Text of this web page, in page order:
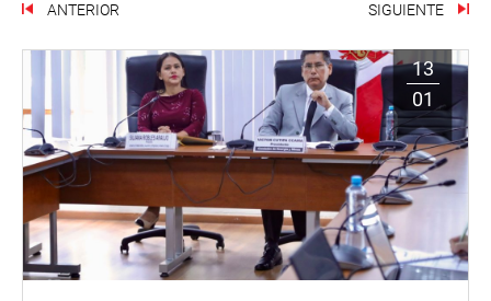
ANTERIOR SIGUIENTE
13
01